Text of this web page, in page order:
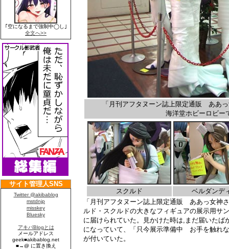
「月刊アフタヌーン誌上限定通販 ああ
海洋堂ホビーロビー
スクルド
ベルダンデ
「月刊アフタヌーン誌上限定通販 ああっ女神
ルド・スクルドの大きなフィギュアの展示用サ
に届けられていた。見かけた時は,まだ届いた
になっていて、「只今展示準備中 お手を触れ
が付いていた。